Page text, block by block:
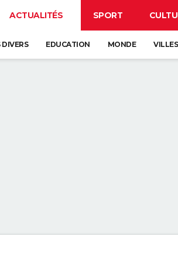
ACTUALITÉS SPORT
DIVERS EDUCATION MONDE VILLES